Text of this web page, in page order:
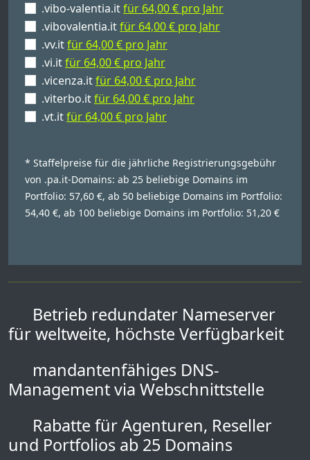
.vibo-valentia.itfür 64,00 € pro Jahr
.vibovalentia.itfür 64,00 € pro Jahr
.vv.itfür 64,00 € pro Jahr
.vi.itfür 64,00 € pro Jahr
.vicenza.itfür 64,00 € pro Jahr
.viterbo.itfür 64,00 € pro Jahr
.vt.itfür 64,00 € pro Jahr
* Staffelpreise für die jährliche Registrierungsgebühr
von .pa.it-Domains: ab 25 beliebige Domains im
Portfolio: 57,60 €, ab 50 beliebige Domains im Portfolio:
54,40 €, ab 100 beliebige Domains im Portfolio: 51,20 €
Betrieb redundater Nameserver
für weltweite, höchste Verfügbarkeit
mandantenfähiges DNS-
Management via Webschnittstelle
Rabatte für Agenturen, Reseller
und Portfolios ab 25 Domains